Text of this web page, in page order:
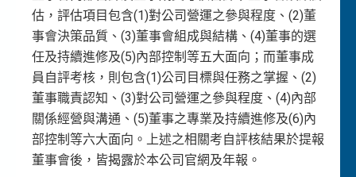
估，評估項目包含(1)對公司營運之參與程度、(2)董
事會決策品質、(3)董事會組成與結構、(4)董事的選
任及持續進修及(5)內部控制等五大面向；而董事成
員自評考核，則包含(1)公司目標與任務之掌握、(2)
董事職責認知、(3)對公司營運之參與程度、(4)內部
關係經營與溝通、(5)董事之專業及持續進修及(6)內
部控制等六大面向。上述之相關考自評核結果於提報
董事會後，皆揭露於本公司官網及年報。